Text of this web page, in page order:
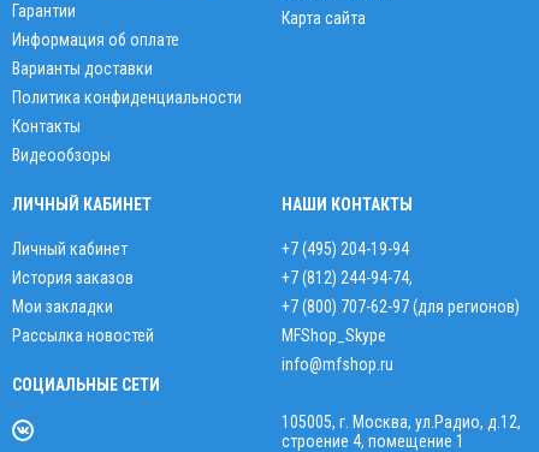
Гарантии
Информация об оплате
Варианты доставки
Политика конфиденциальности
Контакты
Видеообзоры
Карта сайта
ЛИЧНЫЙ КАБИНЕТ
Личный кабинет
История заказов
Мои закладки
Рассылка новостей
СОЦИАЛЬНЫЕ СЕТИ
НАШИ КОНТАКТЫ
+7 (495) 204-19-94
+7 (812) 244-94-74,
+7 (800) 707-62-97 (для регионов)
MFShop_Skype
info@mfshop.ru
105005, г. Москва, ул.Радио, д.12,
строение 4, помещение 1